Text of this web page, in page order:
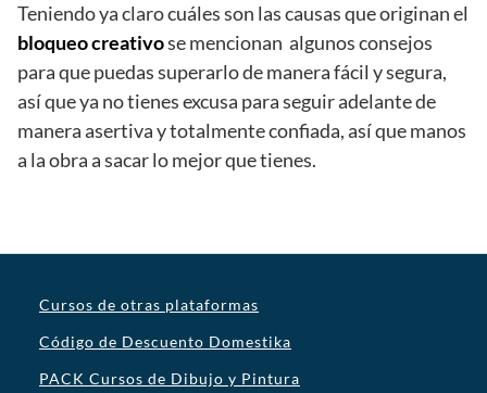
Teniendo ya claro cuáles son las causas que originan el
bloqueo creativose mencionan algunos consejos
para que puedas superarlo de manera fácil y segura,
así que ya no tienes excusa para seguir adelante de
manera asertiva y totalmente confiada, así que manos
a la obra a sacar lo mejor que tienes.
Cursos de otras plataformas
Código de Descuento Domestika
PACK Cursos de Dibujo y Pintura